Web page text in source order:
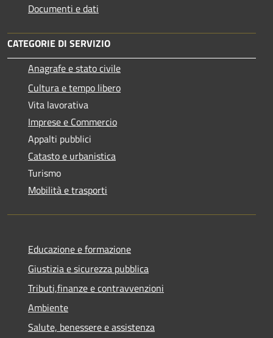
Documenti e dati
CATEGORIE DI SERVIZIO
Anagrafe e stato civile
Cultura e tempo libero
Vita lavorativa
Imprese e Commercio
Appalti pubblici
Catasto e urbanistica
Turismo
Mobilità e trasporti
Educazione e formazione
Giustizia e sicurezza pubblica
Tributi,finanze e contravvenzioni
Ambiente
Salute, benessere e assistenza